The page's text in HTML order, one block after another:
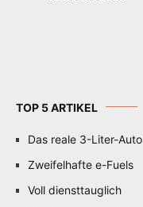
TOP 5 ARTIKEL
Das reale 3-Liter-Auto
Zweifelhafte e-Fuels
Voll diensttauglich